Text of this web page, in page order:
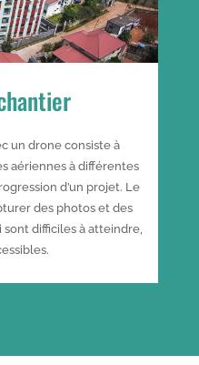
un drone consiste à
aériennes à différentes
d’un projet. Le
des photos et des
sont difficiles à atteindre,